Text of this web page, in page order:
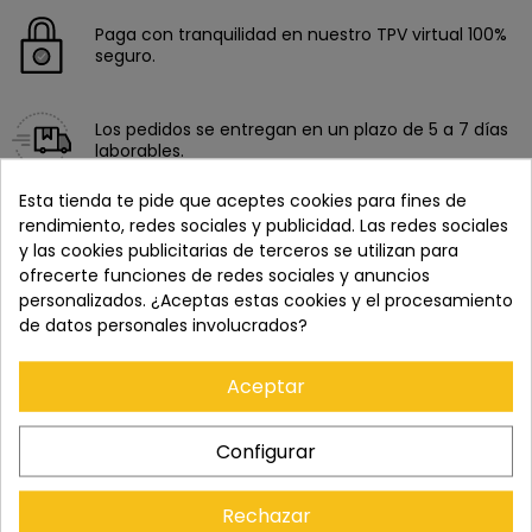
Paga con tranquilidad en nuestro TPV virtual 100%
seguro.
Los pedidos se entregan en un plazo de 5 a 7 días
laborables.
Recuerda que tienes 15 días, desde la recepción
del pedido, para solicitar la devolución.
Esta tienda te pide que aceptes cookies para fines de
rendimiento, redes sociales y publicidad. Las redes sociales
y las cookies publicitarias de terceros se utilizan para
ofrecerte funciones de redes sociales y anuncios
personalizados. ¿Aceptas estas cookies y el procesamiento
de datos personales involucrados?
Aceptar
Configurar
Rechazar